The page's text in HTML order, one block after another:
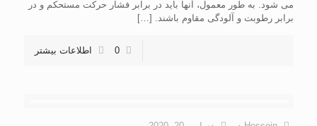
می شود. به طور معمول، آنها باید در برابر فشار حرکت مستحکم و در
برابر رطوبت و آلودگی مقاوم باشند. […]
0 اطلاعات بیشتر